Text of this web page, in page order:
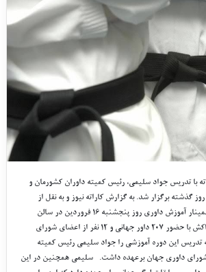
با تدریس جواد سلیمی، رئیس کمیته داوران کشورمان و
گذشته برگزار شد. به گزارش کاراته نیوز و به نقل از
سایت فدراسیون کاراته، سمینار آموزش داوری روز پنجشنبه ۱۶ فروردین در سالن
کنفرانس هتل “اچ کیو” مراکش با حضور ۲۰۷ داور جهانی و ۱۲ نفر از اعضای شورای
تدریس این دوره آموزشی را جواد سلیمی رئیس کمیته
داوری جهان برعهده داشت. سلیمی همچنین در این